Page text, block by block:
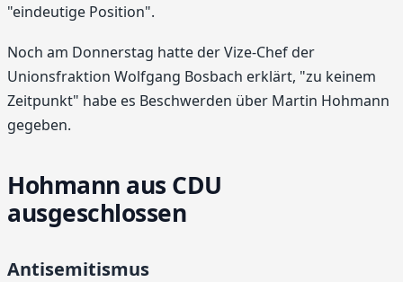
"eindeutige Position".
Noch am Donnerstag hatte der Vize-Chef der
Unionsfraktion Wolfgang Bosbach erklärt, "zu keinem
Zeitpunkt" habe es Beschwerden über Martin Hohmann
gegeben.
Hohmann aus CDU
ausgeschlossen
Antisemitismus